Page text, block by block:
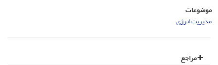
موضوعات
مدیریت انرژی
مراجع